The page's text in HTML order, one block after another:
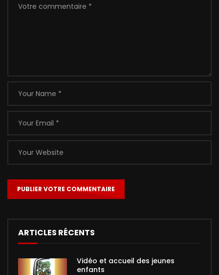
ARTICLES RÉCENTS
Vidéo et accueil des jeunes
enfants